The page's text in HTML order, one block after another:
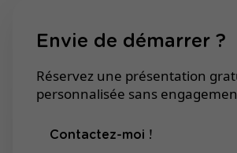
Envie de démarrer ?
Réservez une présentation
personnalisée sans
Contactez-moi !